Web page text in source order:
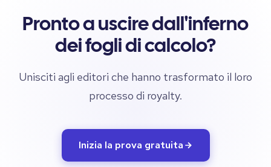
Pronto a uscire dall'inferno
dei fogli di calcolo?
Unisciti agli editori che hanno trasformato il loro
processo di royalty.
Inizia la prova gratuita